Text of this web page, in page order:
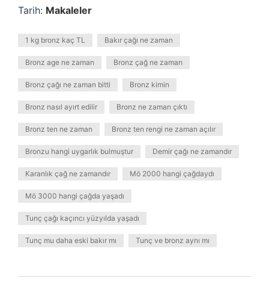
Tarih: Makaleler
1 kg bronz kaç TL Bakır çağı ne zaman
Bronz age ne zaman Bronz çağ ne zaman
Bronz çağı ne zaman bitti Bronz kimin
Bronz nasıl ayırt edilir Bronz ne zaman çıktı
Bronz ten ne zaman Bronz ten rengi ne zaman açılır
Bronzu hangi uygarlık bulmuştur Demir çağı ne zamandır
Karanlık çağ ne zamandır Mö 2000 hangi çağdaydı
Mö 3000 hangi çağda yaşadı
Tunç çağı kaçıncı yüzyılda yaşadı
Tunç mu daha eski bakır mı Tunç ve bronz aynı mı